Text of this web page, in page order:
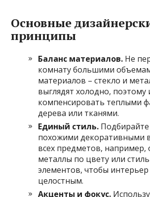
Основные
принципы
Баланс материалов. Не
комнату большими
материалов – стекло и
выглядят холодно, поэтому
компенсировать теплыми
дерева или тканями.
Единый стиль.
похожими декоративными
всех предметов, например,
металлы по цвету или
элементов, чтобы интерьер
целостным.
Акценты и фокус.